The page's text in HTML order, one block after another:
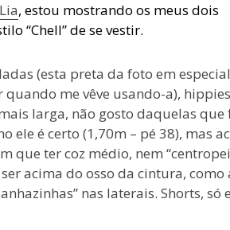
Lia, estou mostrando os meus dois
“Chell” de se vestir.
(esta preta da foto em
me vêve usando-a),
larga, não gosto daquelas que
ele é certo (1,70m – pé 38), mas
que ter coz médio, nem
acima do osso da cintura, como
nas laterais. Shorts, só